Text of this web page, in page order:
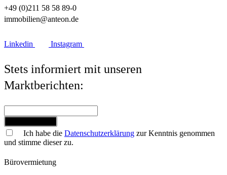
+49 (0)211 58 58 89-0
immobilien@anteon.de
Linkedin Instagram
Stets informiert mit unseren
Marktberichten:
Ich habe die Datenschutzerklärung zur Kenntnis genommen
und stimme dieser zu.
Bürovermietung